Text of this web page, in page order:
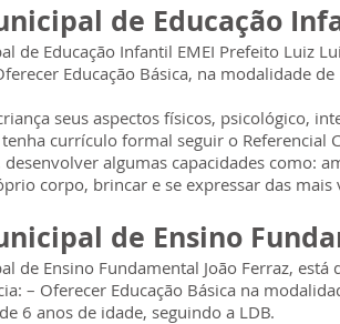
de Educação
de Educação Infantil EMEI Prefeito Luiz
Educação Básica, na modalidade
seus aspectos físicos, psicológico,
currículo formal seguir o
desenvolver algumas capacidades como:
corpo, brincar e se expressar das
de Ensino
de Ensino Fundamental João Ferraz,
– Oferecer Educação Básica na
6 anos de idade, seguindo a LDB.